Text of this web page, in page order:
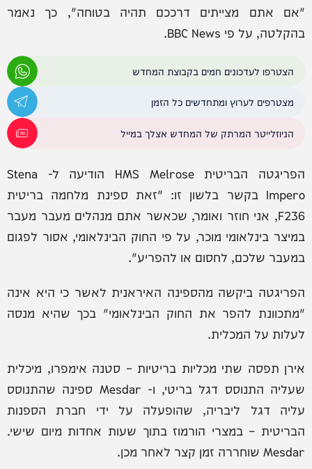
"אם אתם מצייתים דרככם תהיה בטוחה", כך נאמר
בהקלטה, על פי BBC News.
הצטרפו לעדכונים חמים בקבוצת המחדש
מצטרפים לערוץ ומתחדשים כל הזמן
הניוזלייטר המרתק של המחדש אצלך במייל
הפריגטה הבריטית HMS Melrose הודיעה ל- Stena
Impero בקשר בלשון זו: "זאת ספינת מלחמה בריטית
F236, אני חוזר ואומר, שכאשר אתם מנהלים מעבר מעבר
במיצר בינלאומי מוכר, על פי החוק הבינלאומי, אסור לפגום
במעבר שלכם, לחסום או להפריע".
הפריגטה ביקשה מהספינה האיראנית לאשר כי היא אינה
"מתכוונת להפר את החוק הבינלאומי" בכך שהיא מנסה
לעלות על המכלית.
אירן תפסה שתי מכליות בריטיות – סטנה אימפרו, מיכלית
שעליה התנוסס דגל בריטי, ו- Mesdar ספינה שהתנוסס
עליה דגל ליבריה, שהופעלה על ידי חברת הספנות
הבריטית – במצרי הורמוז בתוך שעות אחדות מיום שישי.
Mesdar שוחררה זמן קצר לאחר מכן.